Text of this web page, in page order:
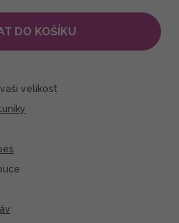
DO KOŠÍKU
velikost